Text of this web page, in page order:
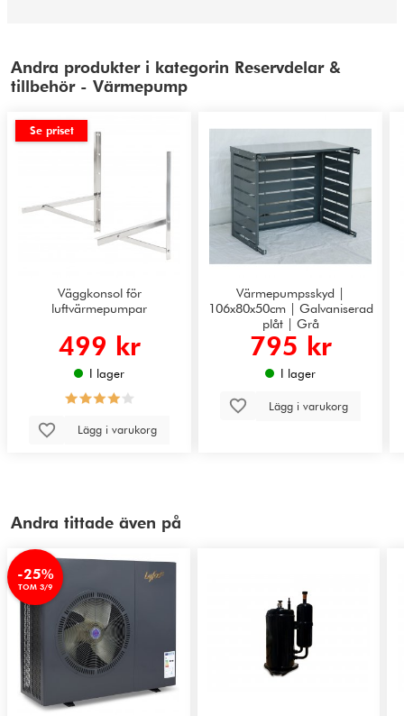
Andra produkter i kategorin Reservdelar &
tillbehör - Värmepump
Se priset
Väggkonsol för
luftvärmepumpar
499 kr
I lager
Lägg i varukorg
Värmepumpsskyd |
106x80x50cm | Galvaniserad
plåt | Grå
795 kr
I lager
Lägg i varukorg
Andra tittade även på
-25%
TOM 3/9